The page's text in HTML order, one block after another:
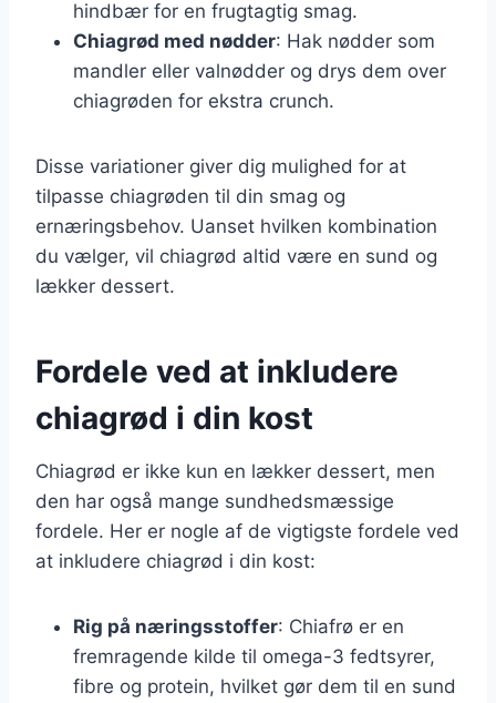
hindbær for en frugtagtig smag.
Chiagrød med nødder: Hak nødder som
mandler eller valnødder og drys dem over
chiagrøden for ekstra crunch.
Disse variationer giver dig mulighed for at
tilpasse chiagrøden til din smag og
ernæringsbehov. Uanset hvilken kombination
du vælger, vil chiagrød altid være en sund og
lækker dessert.
Fordele ved at inkludere
chiagrød i din kost
Chiagrød er ikke kun en lækker dessert, men
den har også mange sundhedsmæssige
fordele. Her er nogle af de vigtigste fordele ved
at inkludere chiagrød i din kost:
Rig på næringsstoffer: Chiafrø er en
fremragende kilde til omega-3 fedtsyrer,
fibre og protein, hvilket gør dem til en sund